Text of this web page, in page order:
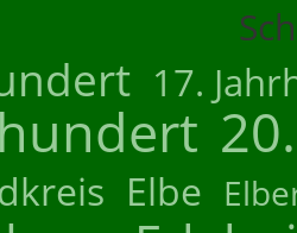
17.
Elbe